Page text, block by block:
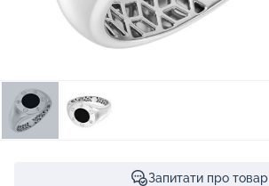
Запитати про товар